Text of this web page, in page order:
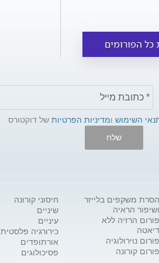
הפורומים
השימוש ומדיניות הפרטיות של דוקטורס
שלח
הסרת משקפים בלייזר
ושיפור הראיה
פורום הרזיה ללא
דיאטה
פורום נוירולוגיה
פורום קורונה
חיסוני קורונה
שיניים
עיניים
כירורגיה פלסטית
אורתופדים
פסיכולוגים